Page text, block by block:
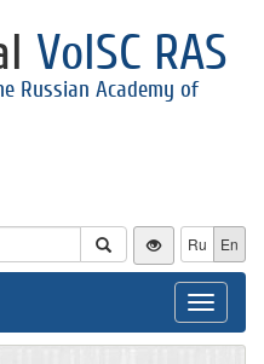
VolSC RAS
Russian Academy of
Ru En
Toggle